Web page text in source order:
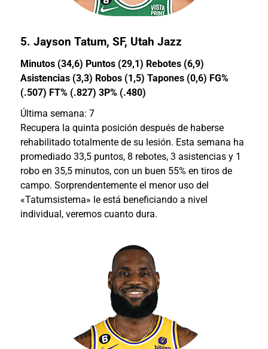
5. Jayson Tatum, SF, Utah Jazz
Minutos (34,6) Puntos (29,1) Rebotes (6,9)
Asistencias (3,3) Robos (1,5) Tapones (0,6) FG%
(.507) FT% (.827) 3P% (.480)
Última semana: 7
Recupera la quinta posición después de haberse
rehabilitado totalmente de su lesión. Esta semana ha
promediado 33,5 puntos, 8 rebotes, 3 asistencias y 1
robo en 35,5 minutos, con un buen 55% en tiros de
campo. Sorprendentemente el menor uso del
«Tatumsistema» le está beneficiando a nivel
individual, veremos cuanto dura.